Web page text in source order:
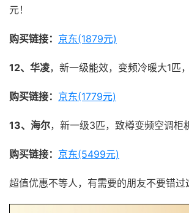
元！
购买链接： 京东(1879元)
12、华凌，新一级能效，变频冷暖大1匹
购买链接： 京东(1779元)
13、海尔，新一级3匹，致樽变频空调柜
购买链接： 京东(5499元)
超值优惠不等人，有需要的朋友不要错过